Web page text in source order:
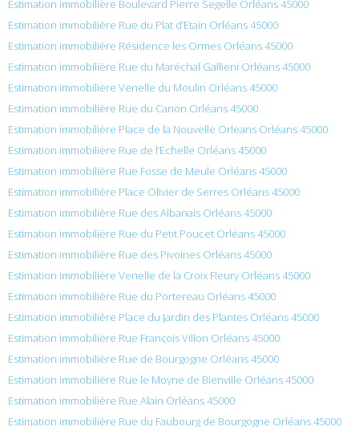
Estimation immobilière Boulevard Pierre Segelle Orléans 45000
Estimation immobilière Rue du Plat d’Etain Orléans 45000
Estimation immobilière Résidence les Ormes Orléans 45000
Estimation immobilière Rue du Maréchal Gallieni Orléans 45000
Estimation immobilière Venelle du Moulin Orléans 45000
Estimation immobilière Rue du Canon Orléans 45000
Estimation immobilière Place de la Nouvelle Orleans Orléans 45000
Estimation immobilière Rue de l’Echelle Orléans 45000
Estimation immobilière Rue Fosse de Meule Orléans 45000
Estimation immobilière Place Olivier de Serres Orléans 45000
Estimation immobilière Rue des Albanais Orléans 45000
Estimation immobilière Rue du Petit Poucet Orléans 45000
Estimation immobilière Rue des Pivoines Orléans 45000
Estimation immobilière Venelle de la Croix Fleury Orléans 45000
Estimation immobilière Rue du Portereau Orléans 45000
Estimation immobilière Place du Jardin des Plantes Orléans 45000
Estimation immobilière Rue François Villon Orléans 45000
Estimation immobilière Rue de Bourgogne Orléans 45000
Estimation immobilière Rue le Moyne de Bienville Orléans 45000
Estimation immobilière Rue Alain Orléans 45000
Estimation immobilière Rue du Faubourg de Bourgogne Orléans 45000